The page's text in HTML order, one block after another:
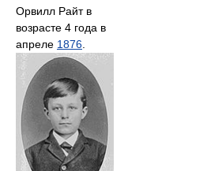
Орвилл Райт в
возрасте 4 года в
апреле 1876